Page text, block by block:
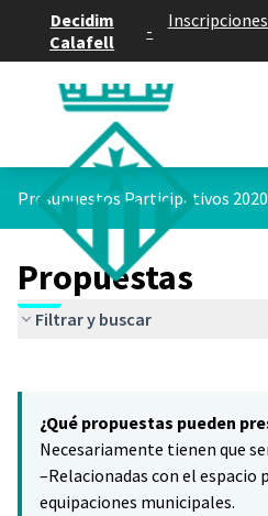
Decidim
Calafell
-
Presupuestos Participativos 2020
Propuestas
Filtrar y buscar
−
¿Qué propuestas pueden
Necesariamente tienen que
–Relacionadas con el espacio
equipaciones municipales.